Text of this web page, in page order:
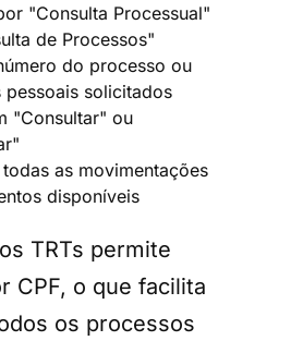
"Consulta Processual"
de Processos"
do processo ou
pessoais solicitados
"Consultar" ou
as movimentações
disponíveis
TRTs permite
CPF, o que facilita
os processos